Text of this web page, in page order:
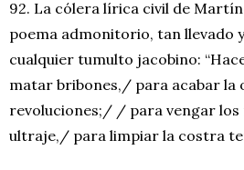
92. La cólera lírica civil de
poema admonitorio, tan
cualquier tumulto jacobino:
matar bribones,/ para acabar la
revoluciones;/ / para vengar los
ultraje,/ para limpiar la costra